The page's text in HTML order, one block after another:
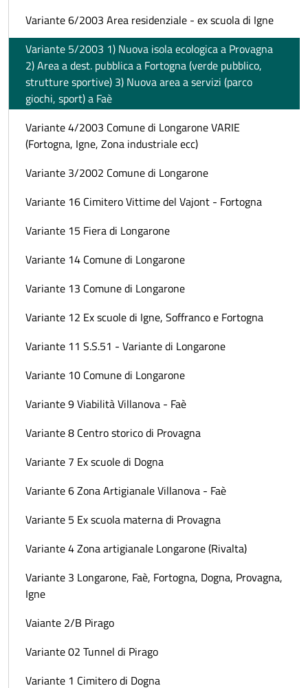
Variante 6/2003 Area residenziale - ex scuola di Igne
Variante 5/2003 1) Nuova isola ecologica a Provagna
2) Area a dest. pubblica a Fortogna (verde pubblico,
strutture sportive) 3) Nuova area a servizi (parco
giochi, sport) a Faè
Variante 4/2003 Comune di Longarone VARIE
(Fortogna, Igne, Zona industriale ecc)
Variante 3/2002 Comune di Longarone
Variante 16 Cimitero Vittime del Vajont - Fortogna
Variante 15 Fiera di Longarone
Variante 14 Comune di Longarone
Variante 13 Comune di Longarone
Variante 12 Ex scuole di Igne, Soffranco e Fortogna
Variante 11 S.S.51 - Variante di Longarone
Variante 10 Comune di Longarone
Variante 9 Viabilità Villanova - Faè
Variante 8 Centro storico di Provagna
Variante 7 Ex scuole di Dogna
Variante 6 Zona Artigianale Villanova - Faè
Variante 5 Ex scuola materna di Provagna
Variante 4 Zona artigianale Longarone (Rivalta)
Variante 3 Longarone, Faè, Fortogna, Dogna, Provagna,
Igne
Vaiante 2/B Pirago
Variante 02 Tunnel di Pirago
Variante 1 Cimitero di Dogna